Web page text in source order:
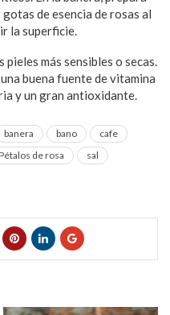
de esencia de rosas al
la superficie.
más sensibles o secas.
buena fuente de vitamina
y un gran antioxidante.
banera bano
cafe
de rosa sal